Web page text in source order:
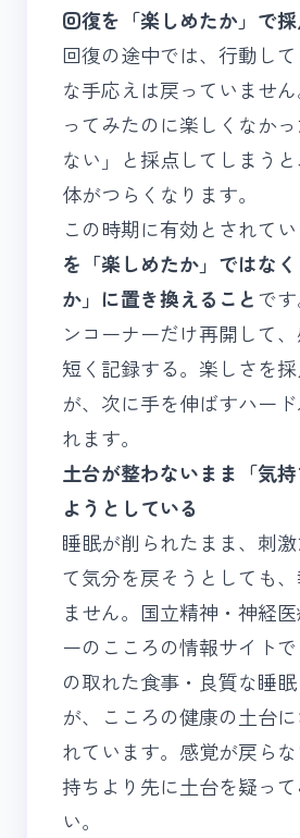
回復を「楽しめたか」で
回復の途中では、行動し
な手応えは戻っていませ
ってみたのに楽しくなか
ない」と採点してしまう
体がつらくなります。
この時期に有効とされてい
を「楽しめたか」ではな
か」に置き換えることで
ンコーナーだけ再開して
短く記録する。楽しさを
が、次に手を伸ばすハー
れます。
土台が整わないまま「気
ようとしている
睡眠が削られたまま、刺
て気分を戻そうとしても
ません。国立精神・神経
ーの こころの情報サイト
の取れた食事・良質な睡
が、こころの健康の土台
れています。感覚が戻ら
持ちより先に土台を疑っ
い。